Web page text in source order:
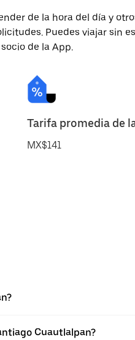
de la hora del día y
Puedes viajar sin
de la App.
Tarifa promedia de
MX$141
Cuautlalpan?